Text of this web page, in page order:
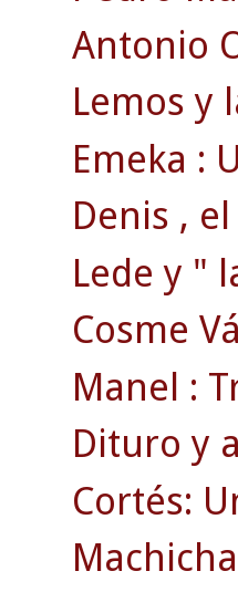
Antonio
Lemos y
Emeka :
Denis ,
Lede y "
Cosme
Manel :
Dituro y
Cortés: